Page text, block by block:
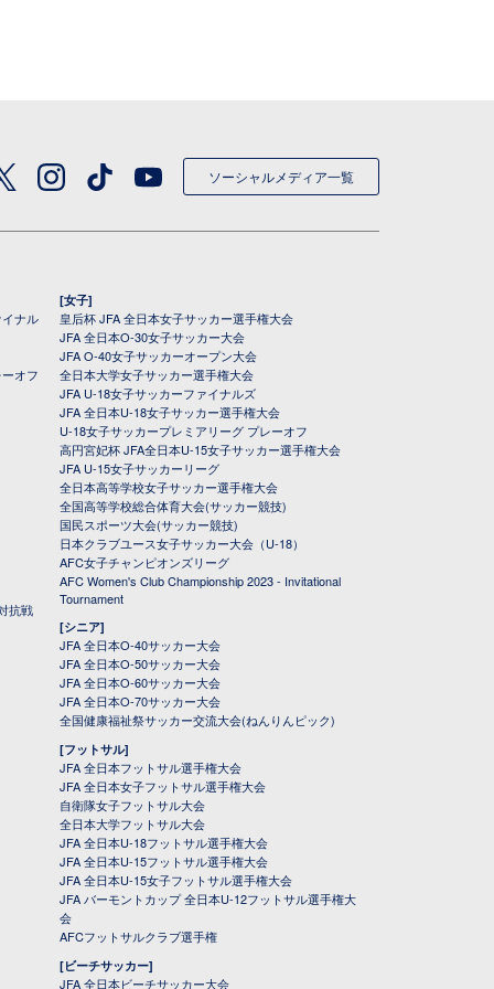
ソーシャルメディア一覧
ナル
オフ
抗戦
[女子]
皇后杯 JFA 全日本女子サッカー選手権大会
JFA 全日本O-30女子サッカー大会
JFA O-40女子サッカーオープン大会
全日本大学女子サッカー選手権大会
JFA U-18女子サッカーファイナルズ
JFA 全日本U-18女子サッカー選手権大会
U-18女子サッカープレミアリーグ プレーオフ
高円宮妃杯 JFA全日本U-15女子サッカー選手権大会
JFA U-15女子サッカーリーグ
全日本高等学校女子サッカー選手権大会
全国高等学校総合体育大会(サッカー競技)
国民スポーツ大会(サッカー競技)
日本クラブユース女子サッカー大会（U-18）
AFC女子チャンピオンズリーグ
AFC Women's Club Championship 2023 - Invitational
Tournament
[シニア]
JFA 全日本O-40サッカー大会
JFA 全日本O-50サッカー大会
JFA 全日本O-60サッカー大会
JFA 全日本O-70サッカー大会
全国健康福祉祭サッカー交流大会(ねんりんピック)
[フットサル]
JFA 全日本フットサル選手権大会
JFA 全日本女子フットサル選手権大会
自衛隊女子フットサル大会
全日本大学フットサル大会
JFA 全日本U-18フットサル選手権大会
JFA 全日本U-15フットサル選手権大会
JFA 全日本U-15女子フットサル選手権大会
JFA バーモントカップ 全日本U-12フットサル選手権大
会
AFCフットサルクラブ選手権
[ビーチサッカー]
JFA 全日本ビーチサッカー大会